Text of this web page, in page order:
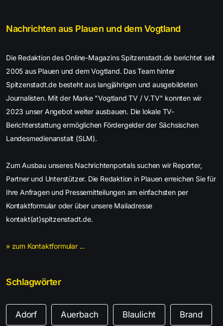
Nachrichten aus Plauen und dem Vogtland
Die Redaktion des Online-Magazins Spitzenstadt.de berichtet seit
2005 aus Plauen und dem Vogtland. Das Team hinter
Spitzenstadt.de besteht aus langjährigen und ausgebildeten
Journalisten. Mit der Marke "Vogtland TV / V.TV" konnten wir
2023 unser Angebot weiter ausbauen. Die lokale TV-
Berichterstattung ermöglichen Fördergelder der Sächsischen
Landesmedienanstalt (SLM).
Zum Ausbau unseres Nachrichtenportals suchen wir Reporter,
Partner und Unterstützer. Die Redaktion in Plauen erreichen Sie für
Ihre Anfragen und Pressemitteilungen am einfachsten per
Kontaktformular oder über unsere Mailadresse
kontakt(at)spitzenstadt.de.
» zum Kontaktformular ...
Schlagwörter
Adorf Auerbach Blaulicht Brand